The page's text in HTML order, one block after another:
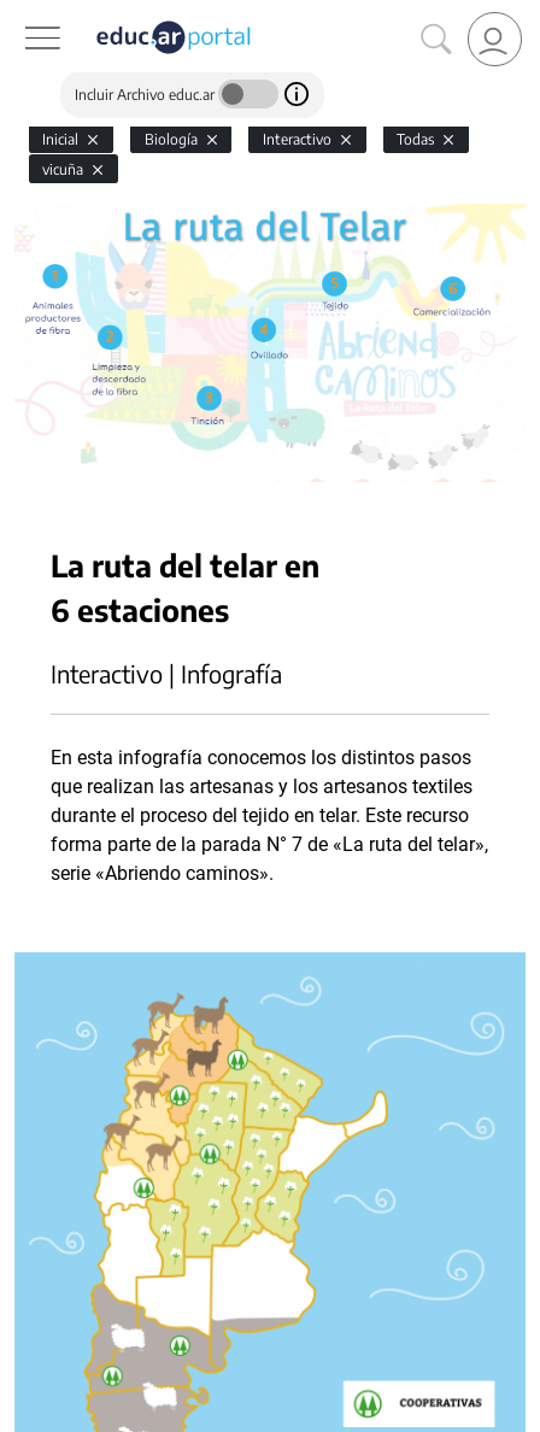
Incluir Archivo educ.ar
Inicial Biología Interactivo
Todas
vicuña
La ruta del telar en
6 estaciones
Interactivo | Infografía
En esta infografía conocemos los distintos pasos
que realizan las artesanas y los artesanos textiles
durante el proceso del tejido en telar. Este recurso
forma parte de la parada N° 7 de «La ruta del telar»,
serie «Abriendo caminos».